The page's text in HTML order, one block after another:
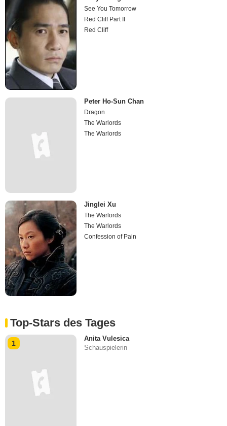
See You Tomorrow
Red Cliff Part II
Red Cliff
Peter Ho-Sun Chan
Dragon
The Warlords
The Warlords
Jinglei Xu
The Warlords
The Warlords
Confession of Pain
Top-Stars des Tages
1
Anita Vulesica
Schauspielerin